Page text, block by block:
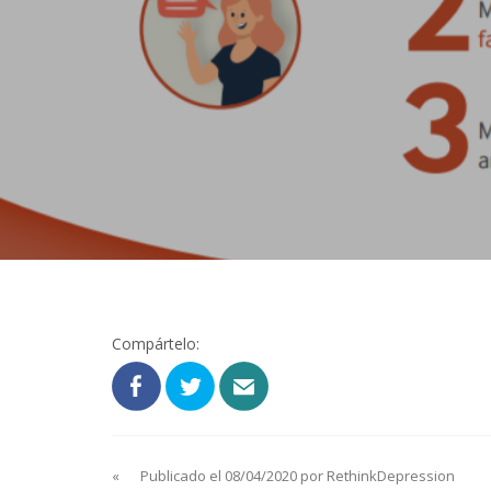
Compártelo:
« Publicado el 08/04/2020 por RethinkDepression